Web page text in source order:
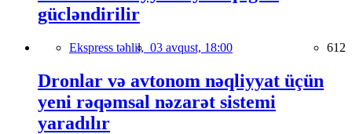
gücləndirilir
Ekspress təhlil, 03 avqust, 18:00 612
Dronlar və avtonom nəqliyyat üçün
yeni rəqəmsal nəzarət sistemi
yaradılır